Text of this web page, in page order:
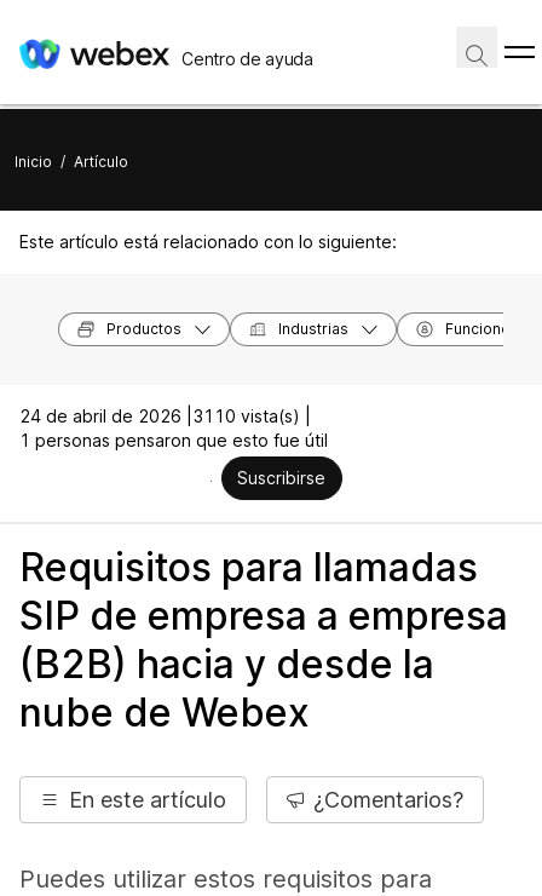
Centro de ayuda
Inicio / Artículo
Este artículo está relacionado con lo siguiente:
Productos Industrias Funciones
24 de abril de 2026 | 3110 vista(s) |
1 personas pensaron que esto fue útil
Suscribirse
Requisitos para llamadas
SIP de empresa a empresa
(B2B) hacia y desde la
nube de Webex
En este artículo ¿Comentarios?
Puedes utilizar estos requisitos para